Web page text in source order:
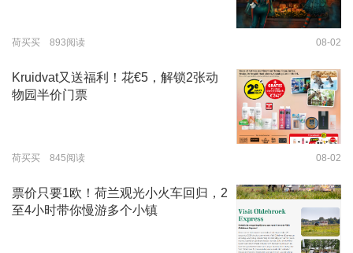
荷买买 893阅读 08-02
Kruidvat又送福利！花€5，解锁2张动
物园半价门票
荷买买 845阅读 08-02
票价只要1欧！荷兰观光小火车回归，2
至4小时带你慢游多个小镇